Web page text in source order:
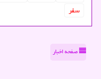
سفر
صفحه اخبار